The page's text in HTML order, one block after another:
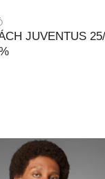
JUVENTUS